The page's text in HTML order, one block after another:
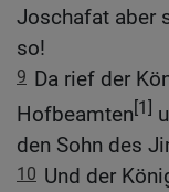
Joschafat aber
so!
9 Da rief der
Hofbeamten[1]
den Sohn des
10 Und der